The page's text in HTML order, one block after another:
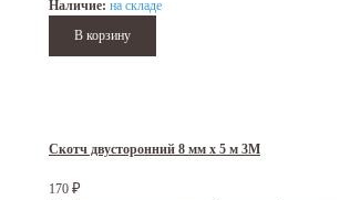
Наличие: на складе
Скотч двусторонний 8 мм х 5 м 3M
170 ₽